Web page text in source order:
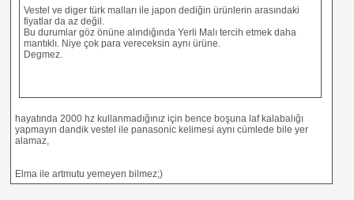
Vestel ve diger türk malları ile japon dediğin ürünlerin arasındaki
fiyatlar da az değil.
Bu durumlar göz önüne alındığında Yerli Malı tercih etmek daha
mantıklı. Niye çok para vereceksin aynı ürüne.
Degmez.
hayatında 2000 hz kullanmadığınız için bence boşuna laf kalabalığı
yapmayın dandik vestel ile panasonic kelimesi aynı cümlede bile yer
alamaz,
Elma ile artmutu yemeyen bilmez;)